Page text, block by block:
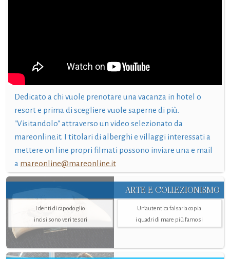
Dedicato a chi vuole prenotare una vacanza in hotel o
resort e prima di scegliere vuole saperne di più.
"Visitandolo" attraverso un video selezionato da
mareonline.it. I titolari di alberghi e villaggi interessati a
mettere on line propri filmati possono inviare una e mail
a mareonline@mareonline.it
ARTE E COLLEZIONISMO
I denti di capodoglio
incisi sono veri tesori
Un’autentica falsaria copia
i quadri di mare più famosi